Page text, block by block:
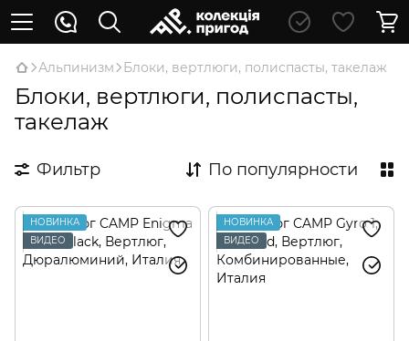
Альпинизм Блоки, вертлюги, полиспасты, такелаж
Блоки, вертлюги, полиспасты,
такелаж
Фильтр По популярности
НОВИНКА
ВИДЕО
НОВИНКА
ВИДЕО